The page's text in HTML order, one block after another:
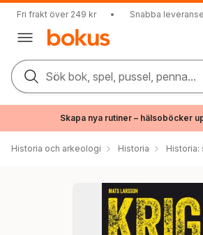
Fri frakt över 249 kr • Snabba
Sök bok, spel, pussel, penna...
Skapa nya rutiner – hälsoböcker
Historia och arkeologi Historia Historia: